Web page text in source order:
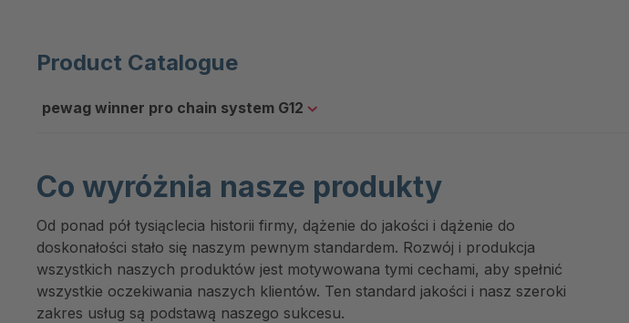
Product Catalogue
pewag winner pro chain system G12
Co wyróżnia nasze produkty
Od ponad pół tysiąclecia historii firmy, dążenie do jakości i dążenie do
doskonałości stało się naszym pewnym standardem. Rozwój i produkcja
wszystkich naszych produktów jest motywowana tymi cechami, aby spełnić
wszystkie oczekiwania naszych klientów. Ten standard jakości i nasz szeroki
zakres usług są podstawą naszego sukcesu.